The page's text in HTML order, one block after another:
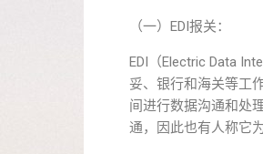
（一）EDI报关：
EDI（Electric Data
妥、银行和海关等工
间进行数据沟通和处
通，因此也有人称它为